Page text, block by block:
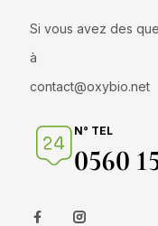
Si vous avez des
à
contact@oxybio.net
N° TEL
0560